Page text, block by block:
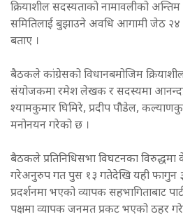
क्रियाशील सदस्यताको नामावलीको अन्तिम
समितिलाई बुझाउने अवधि आगामी जेठ
बताए ।
बैठकले कांग्रेसको विधानबमोजिम
संयोजकमा रमेश लेखक र सदस्यमा
श्यामकुमार घिमिरे, प्रदीप पौडेल,
मनोनयन गरेको छ ।
बैठकले प्रतिनिधिसभा विघटनका विरुद्धमा
गरेअनुरुप गत पुस १३ गतेदेखि यही फागुन
प्रदर्शनमा भएको व्यापक सहभागिताबाट
पक्षमा व्यापक जनमत प्रकट भएको ठहर